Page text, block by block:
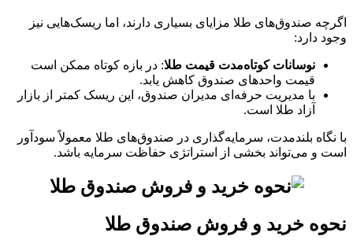
اگرچه صندوق‌های طلا مزایای بسیاری دارند، اما ریسک‌هایی نیز
وجود دارد:
نوسانات کوتاه‌مدت قیمت طلا: در بازه کوتاه ممکن است
قیمت واحدهای صندوق کاهش یابد.
با مدیریت حرفه‌ای مدیران صندوق، این ریسک کمتر از بازار
آزاد طلا است.
با نگاه بلندمدت، سرمایه‌گذاری در صندوق‌های طلا معمولاً سودآور
است و می‌تواند بخشی از استراتژی حفاظت سرمایه باشد.
نحوه خرید و فروش صندوق طلا